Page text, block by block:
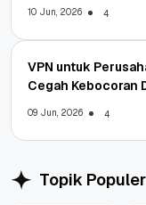
10 Jun, 2026 4
VPN untuk
Cegah Kebocoran
09 Jun, 2026 4
Topik Populer